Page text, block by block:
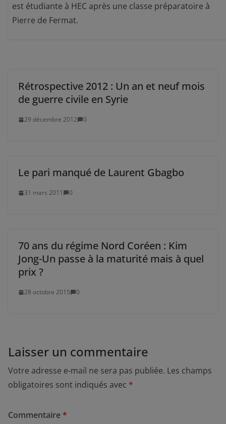
est étudiante à HEC après une classe préparatoire à
Pierre de Fermat.
Rétrospective 2012 : Un an et neuf mois
de guerre civile en Syrie
29 décembre 2012 0
Le pari manqué de Laurent Gbagbo
31 mars 2011 0
70 ans du régime Nord Coréen : Kim
Jong-Un passe à la maturité mais à quel
prix ?
28 octobre 2015 0
Laisser un commentaire
Votre adresse e-mail ne sera pas publiée. Les champs
obligatoires sont indiqués avec *
Commentaire*